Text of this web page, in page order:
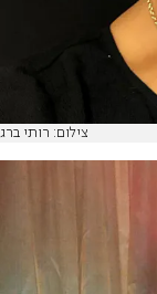
צילום: רותי ברג